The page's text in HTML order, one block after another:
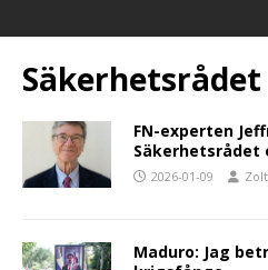
Säkerhetsrådet
FN-experten
Säkerhetsrådet
2026-01-09
Maduro: Jag